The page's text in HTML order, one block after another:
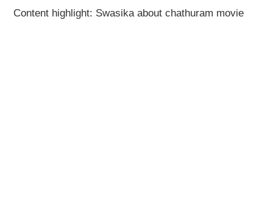
Content highlight: Swasika about chathuram movie